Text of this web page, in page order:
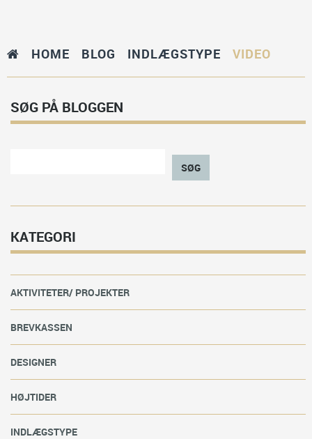
HOME BLOG INDLÆGSTYPE VIDEO
SØG PÅ BLOGGEN
SØG
KATEGORI
AKTIVITETER/ PROJEKTER
BREVKASSEN
DESIGNER
HØJTIDER
INDLÆGSTYPE